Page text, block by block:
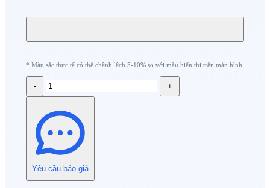
* Màu sắc thực tế có thể chênh lệch 5-10% so với màu hiển thị trên màn hình
- +
Yêu cầu báo giá